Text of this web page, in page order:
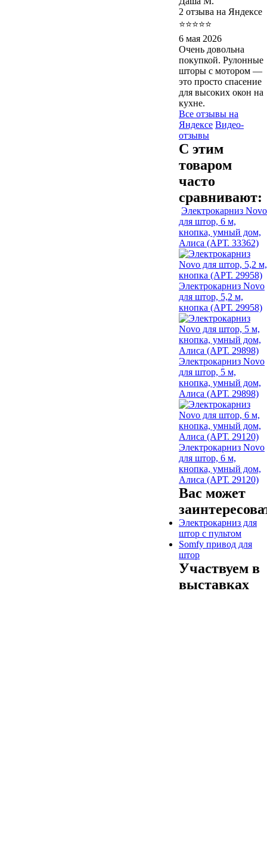
2 отзыва на Яндексе
⭐⭐⭐⭐⭐
6 мая 2026
Очень довольна
покупкой. Рулонные
шторы с мотором —
это просто спасение
для высоких окон на
кухне.
Все отзывы на
Яндексе Видео-
отзывы
С этим
товаром
часто
сравнивают:
Электрокарниз Novo
для штор, 6 м,
кнопка, умный дом,
Алиса (АРТ. 33362)
Электрокарниз Novo
для штор, 5,2 м,
кнопка (АРТ. 29958)
Электрокарниз Novo
для штор, 5 м,
кнопка, умный дом,
Алиса (АРТ. 29898)
Электрокарниз Novo
для штор, 6 м,
кнопка, умный дом,
Алиса (АРТ. 29120)
Вас может
Электрокарниз для
штор с пультом
Somfy привод для
штор
Участвуем в
выставках